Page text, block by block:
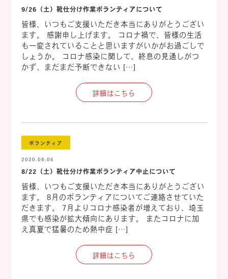
9/26（土）靴仕分け作業ボランティアについて
皆様、いつもご支援いただき本当にありがとうござい
ます。 感謝申し上げます。 コロナ禍で、皆様の生活
も一変されていることと思いますがいかがお過ごしで
しょうか。 コロナ感染に関して、終息の見通しがつ
かず、まだまだ予断できない […]
詳細はこちら
ボランティア
2020.08.06
8/22（土）靴仕分け作業ボランティア中止について
皆様、いつもご支援いただき本当にありがとうござい
ます。 8月のボランティアについてご連絡させていた
だきます。 7月よりコロナ感染者が増えており、埼玉
県でも感染が拡大傾向にあります。 またコロナに加
え真夏で猛暑のため熱中症 […]
詳細はこちら